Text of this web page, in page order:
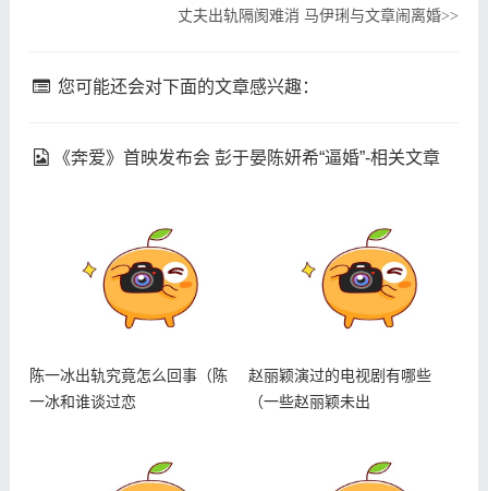
丈夫出轨隔阂难消 马伊琍与文章闹离婚>>
您可能还会对下面的文章感兴趣：
《奔爱》首映发布会 彭于晏陈妍希“逼婚”-相关文章
陈一冰出轨究竟怎么回事（陈
一冰和谁谈过恋
赵丽颖演过的电视剧有哪些
（一些赵丽颖未出